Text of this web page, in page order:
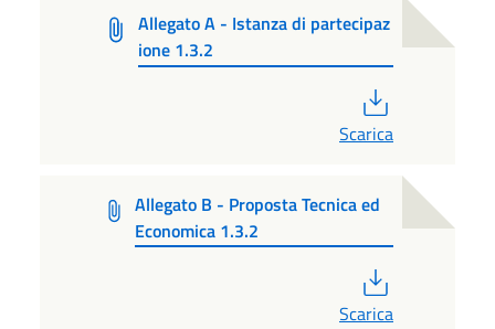
Allegato A - Istanza di partecipaz
ione 1.3.2
Scarica
Allegato B - Proposta Tecnica ed
Economica 1.3.2
Scarica